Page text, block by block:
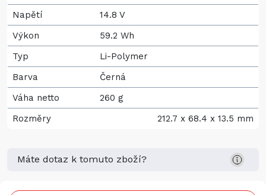
Napětí
14.8 V
Výkon
59.2 Wh
Typ
Li-Polymer
Barva
Černá
Váha netto
260 g
Rozměry
212.7 x 68.4 x 13.5 mm
Máte dotaz k tomuto zboží?